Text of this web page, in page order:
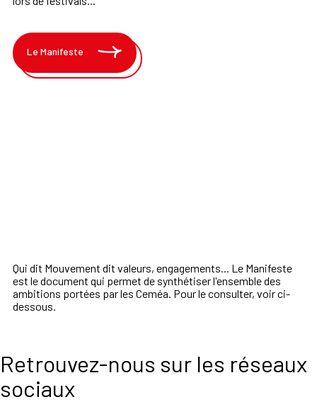
Le Manifeste
Qui dit Mouvement dit valeurs, engagements... Le Manifeste
est le document qui permet de synthétiser l'ensemble des
ambitions portées par les Ceméa. Pour le consulter, voir ci-
dessous.
Retrouvez-nous sur les réseaux
sociaux